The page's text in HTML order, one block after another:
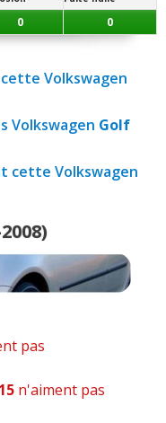
0 0
Volkswagen
Volkswagen Golf
cette Volkswagen
pas
15 n'aiment pas